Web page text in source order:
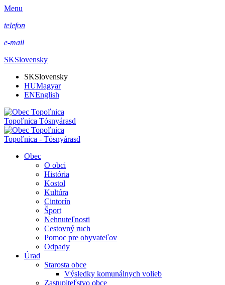
Menu
telefon
e-mail
SKSlovensky
SKSlovensky
HUMagyar
ENEnglish
Topoľnica Tósnyárasd
Topoľnica - Tósnyárasd
Obec
O obci
História
Kostol
Kultúra
Cintorín
Šport
Nehnuteľnosti
Cestovný ruch
Pomoc pre obyvateľov
Odpady
Úrad
Starosta obce
Výsledky komunálnych volieb
Zastupiteľstvo obce